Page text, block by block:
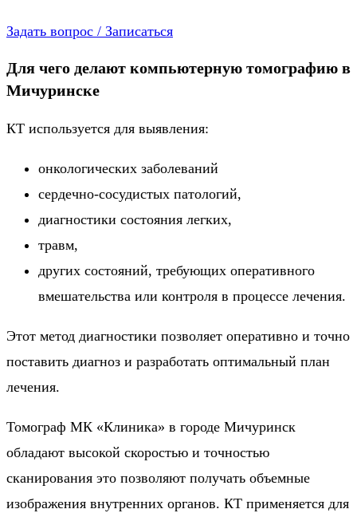
Задать вопрос / Записаться
Для чего делают компьютерную томографию в
Мичуринске
КТ используется для выявления:
онкологических заболеваний
сердечно-сосудистых патологий,
диагностики состояния легких,
травм,
других состояний, требующих оперативного
вмешательства или контроля в процессе лечения.
Этот метод диагностики позволяет оперативно и точно
поставить диагноз и разработать оптимальный план
лечения.
Томограф МК «Клиника» в городе Мичуринск
обладают высокой скоростью и точностью
сканирования это позволяют получать объемные
изображения внутренних органов. КТ применяется для